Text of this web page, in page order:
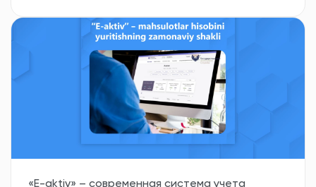
«E-aktiv» – современная система учета